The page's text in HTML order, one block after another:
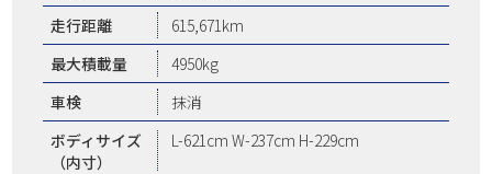
走行距離
615,671km
最大積載量
4950kg
車検
抹消
ボディサイズ
（内寸）
L-621cm W-237cm H-229cm